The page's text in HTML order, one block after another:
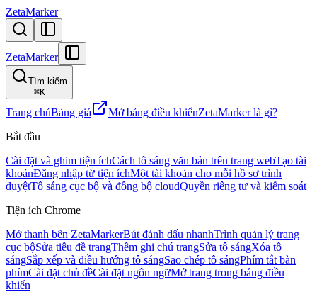
ZetaMarker
ZetaMarker
Tìm kiếm
⌘K
Trang chủBảng giá Mở bảng điều khiểnZetaMarker là gì?
Bắt đầu
Cài đặt và ghim tiện íchCách tô sáng văn bản trên trang webTạo tài
khoảnĐăng nhập từ tiện íchMột tài khoản cho mỗi hồ sơ trình
duyệtTô sáng cục bộ và đồng bộ cloudQuyền riêng tư và kiểm soát
Tiện ích Chrome
Mở thanh bên ZetaMarkerBút đánh dấu nhanhTrình quản lý trang
cục bộSửa tiêu đề trangThêm ghi chú trangSửa tô sángXóa tô
sángSắp xếp và điều hướng tô sángSao chép tô sángPhím tắt bàn
phímCài đặt chủ đềCài đặt ngôn ngữMở trang trong bảng điều
khiển